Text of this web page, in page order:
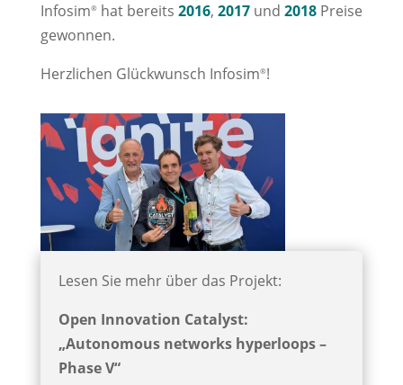
Infosim®hat bereits 2016, 2017und 2018Preise
gewonnen.
Herzlichen Glückwunsch Infosim®!
Lesen Sie mehr über das Projekt:
Open Innovation Catalyst:
„Autonomous networks hyperloops –
Phase V“